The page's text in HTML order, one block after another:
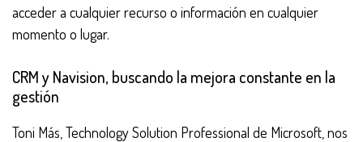
acceder a cualquier recurso o información en cualquier
momento o lugar.
CRM y Navision, buscando la mejora constante en la
gestión
Toni Más, Technology Solution Professional de Microsoft, nos